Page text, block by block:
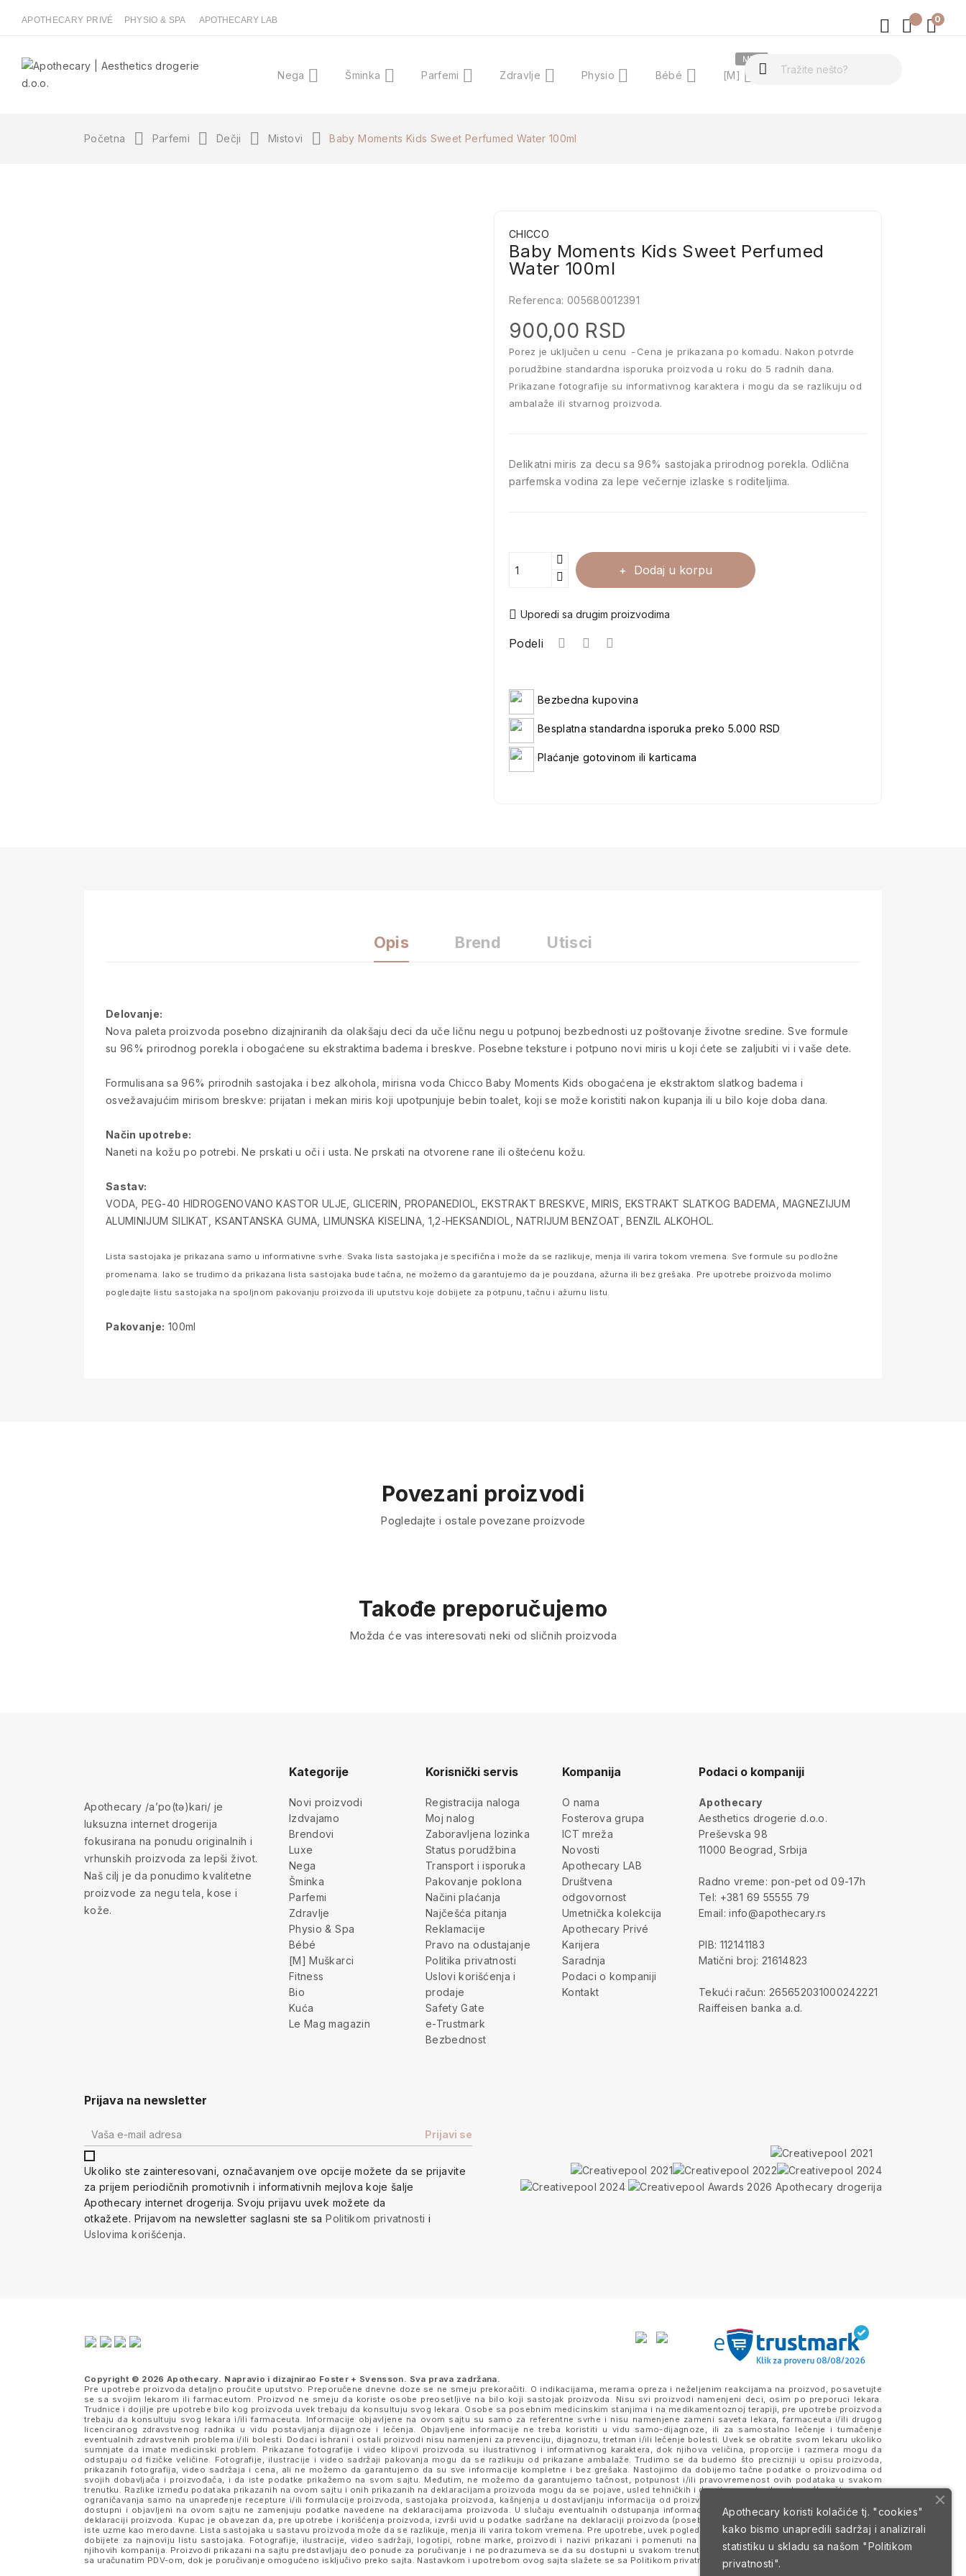
APOTHECARY PRIVÉ PHYSIO & SPA APOTHECARY LAB 0
Nega Šminka Parfemi Zdravlje Physio Bébé [M]
MEN
O nama
Početna Parfemi Dečji Mistovi Baby Moments Kids Sweet Perfumed Water 100ml
CHICCO
Baby Moments Kids Sweet Perfumed
Water 100ml
Referenca: 005680012391
900,00 RSD
Porez je uključen u cenu
Cena je prikazana po komadu. Nakon potvrde
porudžbine standardna isporuka proizvoda u roku do 5 radnih dana.
Prikazane fotografije su informativnog karaktera i mogu da se razlikuju od
ambalaže ili stvarnog proizvoda.
Delikatni miris za decu sa 96% sastojaka prirodnog porekla. Odlična
parfemska vodina za lepe večernje izlaske s roditeljima.
Dodaj u korpu
Uporedi sa drugim proizvodima
Podeli
Bezbedna kupovina
Besplatna standardna isporuka preko 5.000 RSD
Plaćanje gotovinom ili karticama
Opis Brend Utisci
Delovanje:
Nova paleta proizvoda posebno dizajniranih da olakšaju deci da uče ličnu negu u potpunoj bezbednosti uz poštovanje životne sredine. Sve formule
su 96% prirodnog porekla i obogaćene su ekstraktima badema i breskve. Posebne teksture i potpuno novi miris u koji ćete se zaljubiti vi i vaše dete.
Formulisana sa 96% prirodnih sastojaka i bez alkohola, mirisna voda Chicco Baby Moments Kids obogaćena je ekstraktom slatkog badema i
osvežavajućim mirisom breskve: prijatan i mekan miris koji upotpunjuje bebin toalet, koji se može koristiti nakon kupanja ili u bilo koje doba dana.
Način upotrebe:
Naneti na kožu po potrebi. Ne prskati u oči i usta. Ne prskati na otvorene rane ili oštećenu kožu.
Sastav:
VODA, PEG-40 HIDROGENOVANO KASTOR ULJE, GLICERIN, PROPANEDIOL, EKSTRAKT BRESKVE, MIRIS, EKSTRAKT SLATKOG BADEMA, MAGNEZIJUM
ALUMINIJUM SILIKAT, KSANTANSKA GUMA, LIMUNSKA KISELINA, 1,2-HEKSANDIOL, NATRIJUM BENZOAT, BENZIL ALKOHOL.
Lista sastojaka je prikazana samo u informativne svrhe. Svaka lista sastojaka je specifična i može da se razlikuje, menja ili varira tokom vremena. Sve formule su podložne
promenama. Iako se trudimo da prikazana lista sastojaka bude tačna, ne možemo da garantujemo da je pouzdana, ažurna ili bez grešaka. Pre upotrebe proizvoda molimo
pogledajte listu sastojaka na spoljnom pakovanju proizvoda ili uputstvu koje dobijete za potpunu, tačnu i ažurnu listu.
Pakovanje: 100ml
Povezani proizvodi
Pogledajte i ostale povezane proizvode
Takođe preporučujemo
Možda će vas interesovati neki od sličnih proizvoda
Apothecary /a’po(tə)kari/ je
luksuzna internet drogerija
fokusirana na ponudu originalnih i
vrhunskih proizvoda za lepši život.
Naš cilj je da ponudimo kvalitetne
proizvode za negu tela, kose i
kože.
Kategorije
Novi proizvodi
Izdvajamo
Brendovi
Luxe
Nega
Šminka
Parfemi
Zdravlje
Physio & Spa
Bébé
[M] Muškarci
Fitness
Bio
Kuća
Le Mag magazin
Korisnički servis
Registracija naloga
Moj nalog
Zaboravljena lozinka
Status porudžbina
Transport i isporuka
Pakovanje poklona
Načini plaćanja
Najčešća pitanja
Reklamacije
Pravo na odustajanje
Politika privatnosti
Uslovi korišćenja i
prodaje
Safety Gate
e-Trustmark
Bezbednost
Kompanija
O nama
Fosterova grupa
ICT mreža
Novosti
Apothecary LAB
Društvena
odgovornost
Umetnička kolekcija
Apothecary Privé
Karijera
Saradnja
Podaci o kompaniji
Kontakt
Podaci o kompaniji
Apothecary
Aesthetics drogerie d.o.o.
Preševska 98
11000 Beograd, Srbija
Radno vreme: pon-pet od 09-17h
Tel: +381 69 55555 79
Email: info@apothecary.rs
PIB: 112141183
Matični broj: 21614823
Tekući račun: 265652031000242221
Raiffeisen banka a.d.
Prijava na newsletter
Ukoliko ste zainteresovani, označavanjem ove opcije možete da se prijavite
za prijem periodičnih promotivnih i informativnih mejlova koje šalje
Apothecary internet drogerija. Svoju prijavu uvek možete da
otkažete. Prijavom na newsletter saglasni ste saPolitikom privatnosti i
Uslovima korišćenja.
Copyright © 2026 Apothecary. Napravio i dizajnirao Foster + Svensson . Sva prava zadržana.
Pre upotrebe proizvoda detaljno proučite uputstvo. Preporučene dnevne doze se ne smeju prekoračiti. O indikacijama, merama opreza i neželjenim reakcijama na proizvod, posavetujte
se sa svojim lekarom ili farmaceutom. Proizvod ne smeju da koriste osobe preosetljive na bilo koji sastojak proizvoda. Nisu svi proizvodi namenjeni deci, osim po preporuci lekara.
Trudnice i dojilje pre upotrebe bilo kog proizvoda uvek trebaju da konsultuju svog lekara. Osobe sa posebnim medicinskim stanjima i na medikamentoznoj terapiji, pre upotrebe proizvoda
trebaju da konsultuju svog lekara i/ili farmaceuta. Informacije objavljene na ovom sajtu su samo za referentne svrhe i nisu namenjene zameni saveta lekara, farmaceuta i/ili drugog
licenciranog zdravstvenog radnika u vidu postavljanja dijagnoze i lečenja. Objavljene informacije ne treba koristiti u vidu samo-dijagnoze, ili za samostalno lečenje i tumačenje
eventualnih zdravstvenih problema i/ili bolesti. Dodaci ishrani i ostali proizvodi nisu namenjeni za prevenciju, dijagnozu, tretman i/ili lečenje bolesti. Uvek se obratite svom lekaru ukoliko
sumnjate da imate medicinski problem. Prikazane fotografije i video klipovi proizvoda su ilustrativnog i informativnog karaktera, dok njihova veličina, proporcije i razmera mogu da
odstupaju od fizičke veličine. Fotografije, ilustracije i video sadržaji pakovanja mogu da se razlikuju od prikazane ambalaže. Trudimo se da budemo što precizniji u opisu proizvoda,
prikazanih fotografija, video sadržaja i cena, ali ne možemo da garantujemo da su sve informacije kompletne i bez grešaka. Nastojimo da dobijemo tačne podatke o proizvodima od
svojih dobavljača i proizvođača, i da iste podatke prikažemo na svom sajtu. Međutim, ne možemo da garantujemo tačnost, potpunost i/ili pravovremenost ovih podataka u svakom
trenutku. Razlike između podataka prikazanih na ovom sajtu i onih prikazanih na deklaracijama proizvoda mogu da se pojave, usled tehničkih i drugih opravdanih razloga (kao što su, bez
ograničavanja samo na unapređenje recepture i/ili formulacije proizvoda, sastojaka proizvoda, kašnjenja u dostavljanju informacija od proizvođača i/ili dobavljača i dr.). Podaci koji su
dostupni i objavljeni na ovom sajtu ne zamenjuju podatke navedene na deklaracijama proizvoda. U slučaju eventualnih odstupanja informacija, merodavne su one koje se nalaze na
deklaraciji proizvoda. Kupac je obavezan da, pre upotrebe i korišćenja proizvoda, izvrši uvid u podatke sadržane na deklaraciji proizvoda (posebno na eventualno prisustvo alergena) i da
iste uzme kao merodavne. Lista sastojaka u sastavu proizvoda može da se razlikuje, menja ili varira tokom vremena. Pre upotrebe, uvek pogledajte deklaraciju i pakovanje proizvoda koje
dobijete za najnoviju listu sastojaka. Fotografije, ilustracije, video sadržaji, logotipi, robne marke, proizvodi i nazivi prikazani i pomenuti na sajtu mogu da budu ili jesu zaštitni znaci
njihovih kompanija. Proizvodi prikazani na sajtu predstavljaju deo ponude za poručivanje i ne podrazumeva se da su dostupni u svakom trenutku. Sve cene su izražene u dinarima (RSD)
sa uračunatim PDV-om, dok je poručivanje omogućeno isključivo preko sajta. Nastavkom i upotrebom ovog sajta slažete se sa Politikom privatnosti iUslovima korišćenja i prodaje
Apothecary koristi kolačiće tj. "cookies"
kako bismo unapredili sadržaj i analizirali
statistiku u skladu sa našom "Politikom
privatnosti".